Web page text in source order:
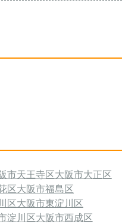
市天王寺区大阪市大正区
区大阪市福島区
区大阪市東淀川区
淀川区大阪市西成区